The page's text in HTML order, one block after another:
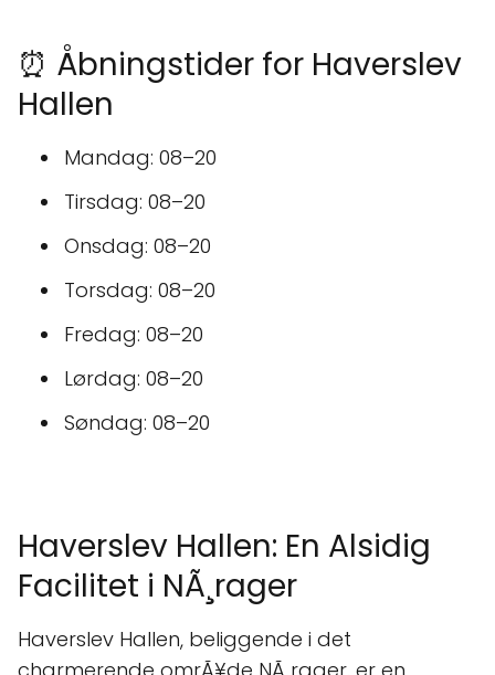
⏰ Åbningstider for Haverslev
Hallen
Mandag: 08–20
Tirsdag: 08–20
Onsdag: 08–20
Torsdag: 08–20
Fredag: 08–20
Lørdag: 08–20
Søndag: 08–20
Haverslev Hallen: En Alsidig
Facilitet i NÃ¸rager
Haverslev Hallen, beliggende i det